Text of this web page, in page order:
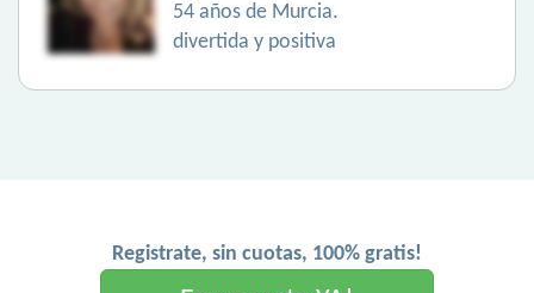
54 años de Murcia.
divertida y positiva
Registrate, sin cuotas, 100% gratis!